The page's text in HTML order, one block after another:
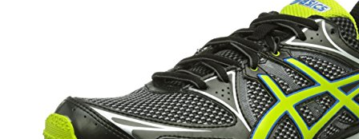
23,00€.21,85€.
4,99€.